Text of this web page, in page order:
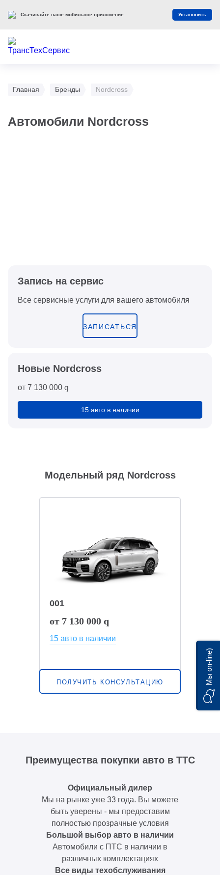
Главная Бренды Nordсross
Автомобили Nordсross
Запись на сервис
Все сервисные услуги для вашего автомобиля
ЗАПИСАТЬСЯ
Новые Nordсross
от 7 130 000 q
15 авто в наличии
Модельный ряд Nordсross
001
от 7 130 000 q
15 авто в наличии
ПОЛУЧИТЬ КОНСУЛЬТАЦИЮ
Преимущества покупки авто в ТТС
Официальный дилер
Мы на рынке уже 33 года. Вы можете
быть уверены - мы предоставим
полностью прозрачные условия
Большой выбор авто в наличии
Автомобили с ПТС в наличии в
различных комплектациях
Все виды техобслуживания
Скачивайте наше мобильное приложение Установить
Мы on-line)